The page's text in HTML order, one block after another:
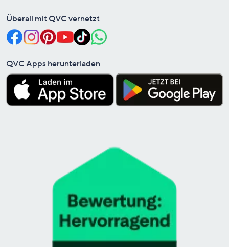
Überall mit QVC vernetzt
QVC Apps herunterladen